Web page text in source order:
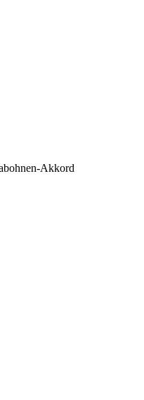
Akkord